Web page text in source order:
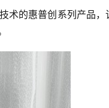
术的惠普创系列产品，